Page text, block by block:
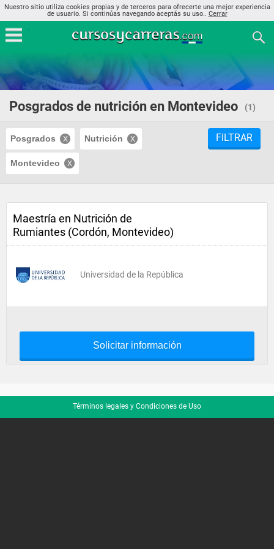
Nuestro sitio utiliza cookies propias y de terceros para ofrecerte una mejor experiencia
de usuario. Si continúas navegando aceptás su uso.. Cerrar
Posgrados de nutrición en Montevideo (1)
Posgrados Nutrición
Montevideo
FILTRAR
Maestría en Nutrición de
Rumiantes (Cordón, Montevideo)
Universidad de la República
Solicitar información
Términos legales y Condiciones de Uso